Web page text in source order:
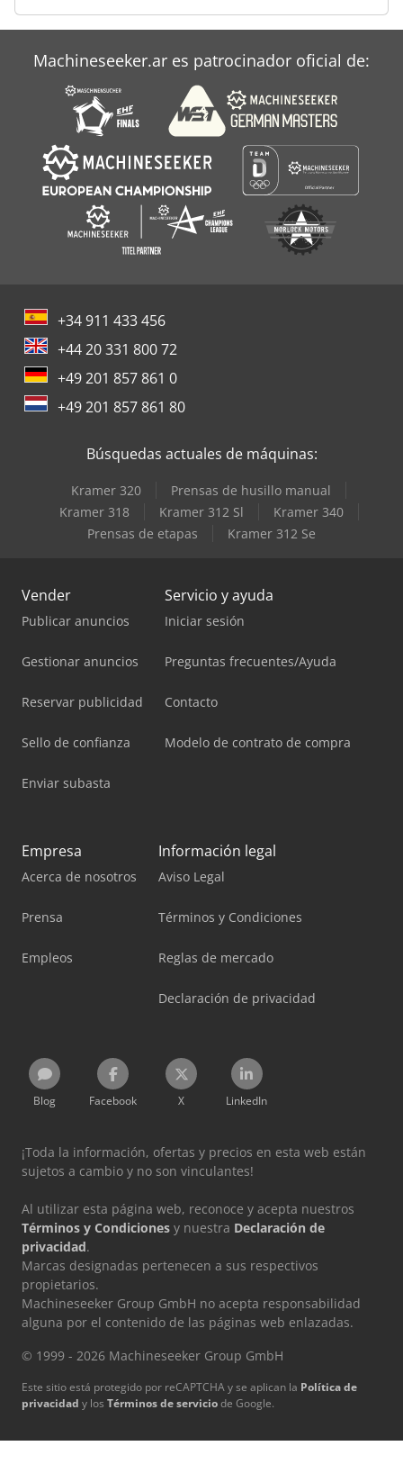
Machineseeker.ar es patrocinador oficial de:
+34 911 433 456
+44 20 331 800 72
+49 201 857 861 0
+49 201 857 861 80
Búsquedas actuales de máquinas:
Kramer 320
Prensas de husillo manual
Kramer 318
Kramer 312 Sl
Kramer 340
Prensas de etapas
Kramer 312 Se
Vender
Publicar anuncios
Gestionar anuncios
Reservar publicidad
Sello de confianza
Enviar subasta
Servicio y ayuda
Iniciar sesión
Preguntas frecuentes/Ayuda
Contacto
Modelo de contrato de compra
Empresa
Acerca de nosotros
Prensa
Empleos
Información legal
Aviso Legal
Términos y Condiciones
Reglas de mercado
Declaración de privacidad
Blog Facebook X LinkedIn
¡Toda la información, ofertas y precios en esta web están
sujetos a cambio y no son vinculantes!
Al utilizar esta página web, reconoce y acepta nuestros
Términos y Condiciones y nuestra Declaración de
privacidad.
Marcas designadas pertenecen a sus respectivos
propietarios.
Machineseeker Group GmbH no acepta responsabilidad
alguna por el contenido de las páginas web enlazadas.
© 1999 - 2026 Machineseeker Group GmbH
Este sitio está protegido por reCAPTCHA y se aplican la Política de
privacidad y los Términos de serviciode Google.